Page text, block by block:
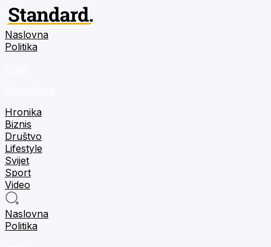
Naslovna
Politika
Hronika
Biznis
Društvo
Lifestyle
Svijet
Sport
Video
Naslovna
Politika